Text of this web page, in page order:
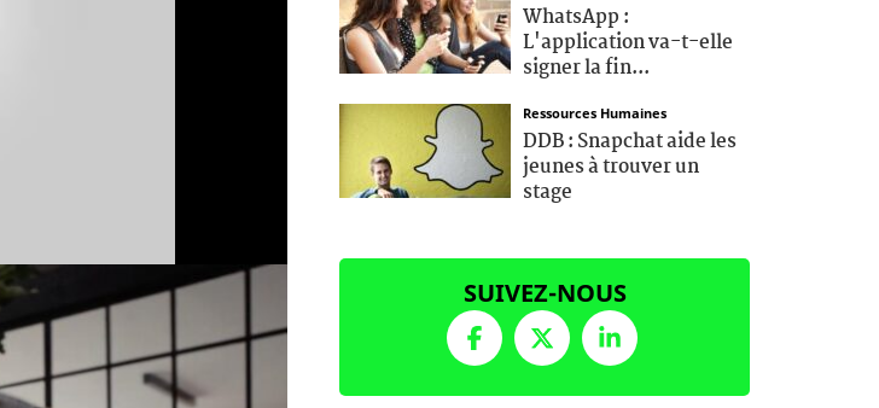
WhatsApp :
L'application va-t-elle
signer la fin...
Ressources Humaines
DDB : Snapchat aide les
jeunes à trouver un
stage
SUIVEZ-NOUS